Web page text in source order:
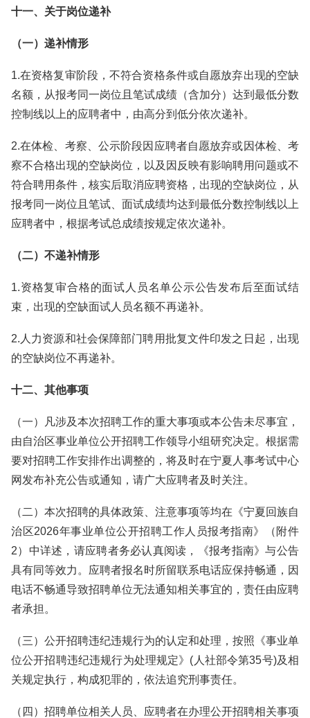
十一、关于岗位递补
（一）递补情形
1.在资格复审阶段，不符合资格条件或自愿放弃出现的空缺
名额，从报考同一岗位且笔试成绩（含加分）达到最低分数
控制线以上的应聘者中，由高分到低分依次递补。
2.在体检、考察、公示阶段因应聘者自愿放弃或因体检、考
察不合格出现的空缺岗位，以及因反映有影响聘用问题或不
符合聘用条件，核实后取消应聘资格，出现的空缺岗位，从
报考同一岗位且笔试、面试成绩均达到最低分数控制线以上
应聘者中，根据考试总成绩按规定依次递补。
（二）不递补情形
1.资格复审合格的面试人员名单公示公告发布后至面试结
束，出现的空缺面试人员名额不再递补。
2.人力资源和社会保障部门聘用批复文件印发之日起，出现
的空缺岗位不再递补。
十二、其他事项
（一）凡涉及本次招聘工作的重大事项或本公告未尽事宜，
由自治区事业单位公开招聘工作领导小组研究决定。根据需
要对招聘工作安排作出调整的，将及时在宁夏人事考试中心
网发布补充公告或通知，请广大应聘者及时关注。
（二）本次招聘的具体政策、注意事项等均在《宁夏回族自
治区2026年事业单位公开招聘工作人员报考指南》（附件
2）中详述，请应聘者务必认真阅读，《报考指南》与公告
具有同等效力。应聘者报名时所留联系电话应保持畅通，因
电话不畅通导致招聘单位无法通知相关事宜的，责任由应聘
者承担。
（三）公开招聘违纪违规行为的认定和处理，按照《事业单
位公开招聘违纪违规行为处理规定》(人社部令第35号)及相
关规定执行，构成犯罪的，依法追究刑事责任。
（四）招聘单位相关人员、应聘者在办理公开招聘相关事项